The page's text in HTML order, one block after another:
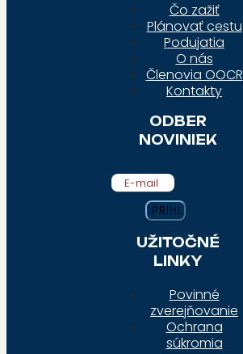
Čo zažiť
Plánovať cestu
Podujatia
O nás
Členovia OOCR
Kontakty
ODBER
NOVINIEK
E-mail
UŽITOČNÉ
LINKY
Povinné
zverejňovanie
Ochrana
súkromia